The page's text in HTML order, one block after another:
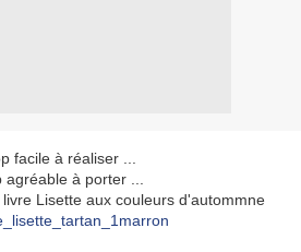
facile à réaliser ...
agréable à porter ...
Lisette aux couleurs d'autommne